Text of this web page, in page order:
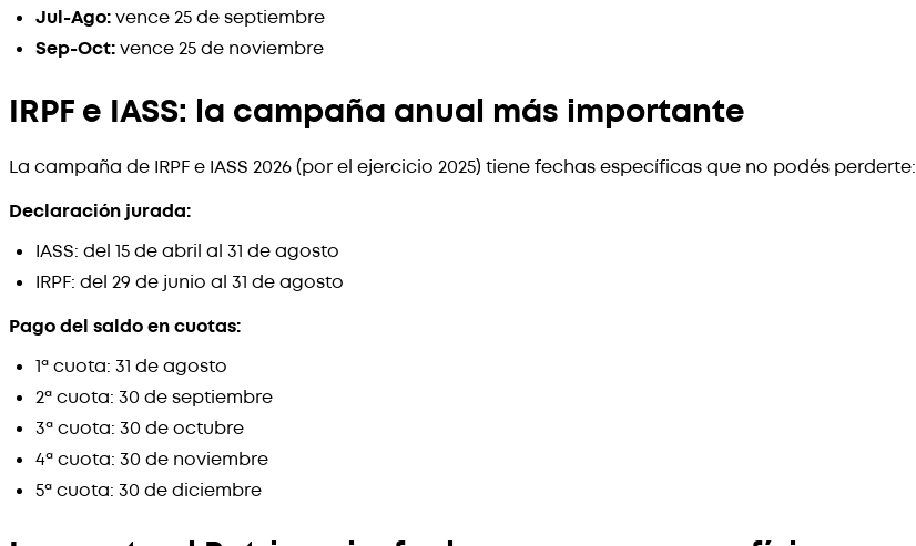
Jul-Ago:vence 25 de septiembre
Sep-Oct:vence 25 de noviembre
IRPF e IASS: la campaña anual más importante
La campaña de IRPF e IASS 2026 (por el ejercicio 2025) tiene fechas específicas que no podés perderte:
Declaración jurada:
IASS: del 15 de abril al 31 de agosto
IRPF: del 29 de junio al 31 de agosto
Pago del saldo en cuotas:
1ª cuota: 31 de agosto
2ª cuota: 30 de septiembre
3ª cuota: 30 de octubre
4ª cuota: 30 de noviembre
5ª cuota: 30 de diciembre